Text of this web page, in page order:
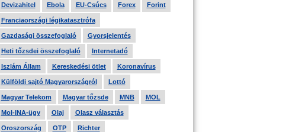
Devizahitel Ebola EU-Csúcs Forex Forint
Franciaországi légikatasztrófa
Gazdasági összefoglaló Gyorsjelentés
Heti tőzsdei összefoglaló Internetadó
Iszlám Állam Kereskedési ötlet Koronavírus
Külföldi sajtó Magyarországról Lottó
Magyar Telekom Magyar tőzsde MNB MOL
Mol-INA-ügy Olaj Olasz választás
Oroszország OTP Richter